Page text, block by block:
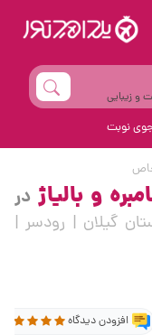
و زیبایی
نوبت
خاص
و بالیاژ در
گیلان | رودسر |
افزودن دیدگاه